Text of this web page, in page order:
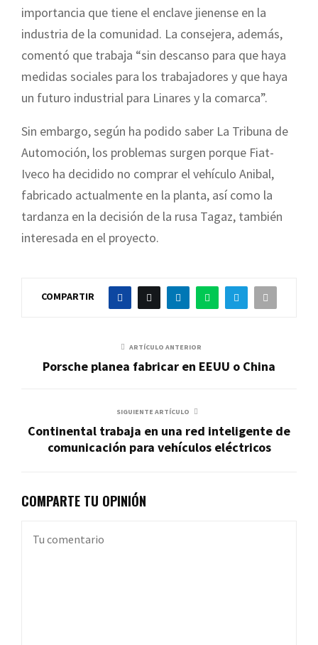
importancia que tiene el enclave jienense en la
industria de la comunidad. La consejera, además,
comentó que trabaja “sin descanso para que haya
medidas sociales para los trabajadores y que haya
un futuro industrial para Linares y la comarca”.
Sin embargo, según ha podido saber La Tribuna de
Automoción, los problemas surgen porque Fiat-
Iveco ha decidido no comprar el vehículo Anibal,
fabricado actualmente en la planta, así como la
tardanza en la decisión de la rusa Tagaz, también
interesada en el proyecto.
COMPARTIR
ARTÍCULO ANTERIOR
Porsche planea fabricar en EEUU o China
SIGUIENTE ARTÍCULO
Continental trabaja en una red inteligente de
comunicación para vehículos eléctricos
COMPARTE TU OPINIÓN